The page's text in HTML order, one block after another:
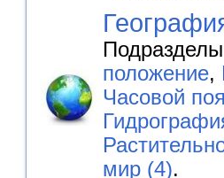
положение,
Часовой
мир (4).